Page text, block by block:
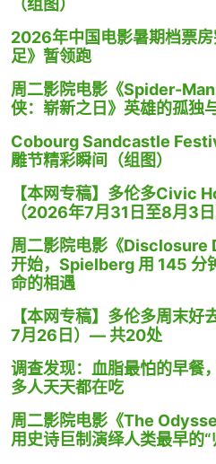
（组图）
2026年中国电影暑期档票
足》暂领跑
周二影院电影《Spider-
侠：崭新之日》英雄的孤独
Cobourg Sandcastle
雕节精彩瞬间（组图）
【本网专稿】多伦多Civic
（2026年7月31日至8月3
周二影院电影《Disclosure
开始，Spielberg 用 145 分
命的相遇
【本网专稿】多伦多周末
7月26日）— 共20处
调查发现：血脂最怕的早餐
多人天天都在吃
周二影院电影《The
用史诗巨制演绎人类最早的“